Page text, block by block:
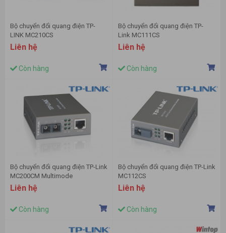
Bộ chuyển đổi quang điện TP-
LINK MC210CS
Liên hệ
Còn hàng
Bộ chuyển đổi quang điện TP-
Link MC111CS
Liên hệ
Còn hàng
Bộ chuyển đổi quang điện TP-Link
MC200CM Multimode
Liên hệ
Còn hàng
Bộ chuyển đổi quang điện TP-Link
MC112CS
Liên hệ
Còn hàng